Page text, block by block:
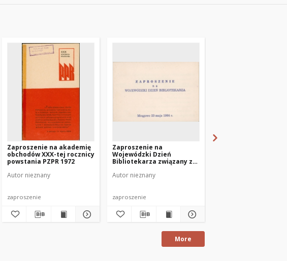
Zaproszenie na akademię
obchodów XXX-tej rocznicy
powstania PZPR 1972
Autor nieznany
zaproszenie
Zaproszenie na
Wojewódzki Dzień
Bibliotekarza związany z
Mrągowie 1984
Autor nieznany
zaproszenie
More